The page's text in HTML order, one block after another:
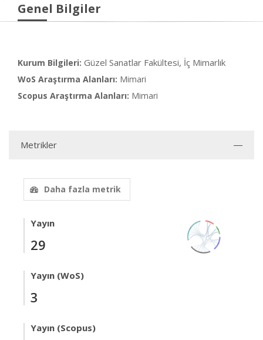
Genel Bilgiler
Kurum Bilgileri: Güzel Sanatlar Fakültesi, İç Mimarlık
WoS Araştırma Alanları: Mimari
Scopus Araştırma Alanları: Mimari
Metrikler
Daha fazla metrik
Yayın
29
Yayın (WoS)
3
Yayın (Scopus)